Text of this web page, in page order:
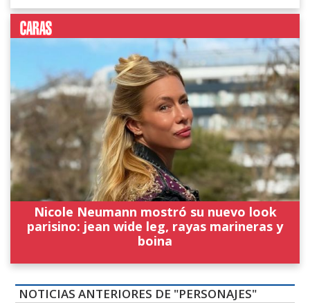
Nicole Neumann mostró su nuevo look
parisino: jean wide leg, rayas marineras y
boina
NOTICIAS ANTERIORES DE "PERSONAJES"